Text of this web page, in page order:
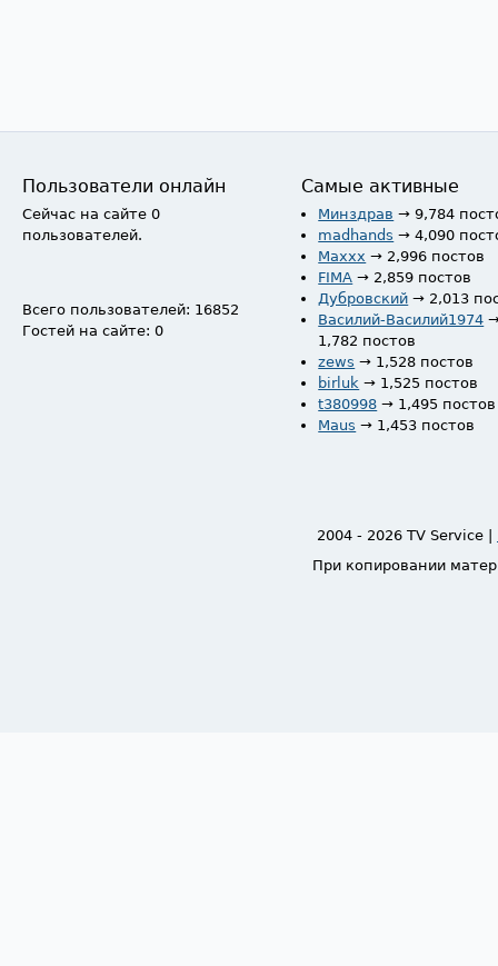
Пользователи онлайн
Сейчас на сайте 0
пользователей.
Всего пользователей: 16852
Гостей на сайте: 0
Самые активные
Минздрав → 9,784
madhands → 4,090
Maxxx → 2,996 постов
FIMA → 2,859 постов
Дубровский → 2,013
Василий-Василий1974
1,782 постов
zews → 1,528 постов
birluk → 1,525 постов
t380998 → 1,495 постов
Maus → 1,453 постов
2004 - 2026 TV Service |
При копировании